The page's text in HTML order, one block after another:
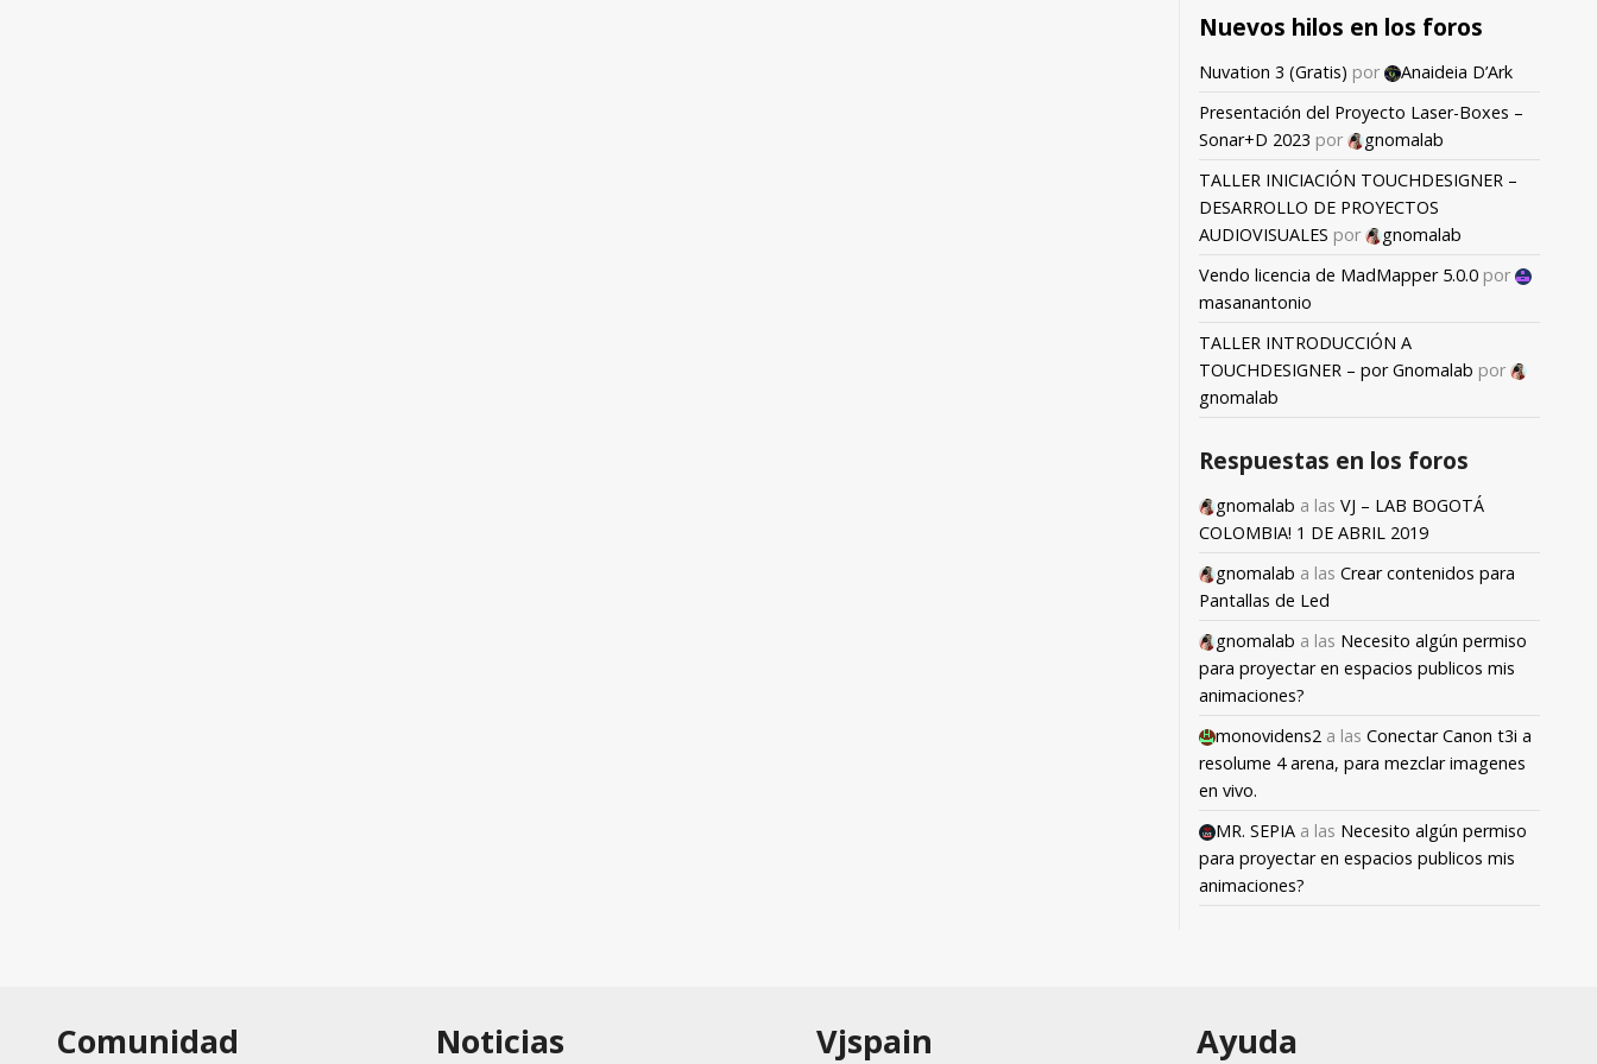
Nuevos hilos en los foros
Nuvation 3 (Gratis) por
Anaideia D’Ark
Presentación del Proyecto Laser-Boxes –
Sonar+D 2023 por
gnomalab
TALLER INICIACIÓN TOUCHDESIGNER –
DESARROLLO DE PROYECTOS
AUDIOVISUALES por
gnomalab
Vendo licencia de MadMapper 5.0.0 por
masanantonio
TALLER INTRODUCCIÓN A
TOUCHDESIGNER – por Gnomalab por
gnomalab
Respuestas en los foros
gnomalab a las VJ – LAB BOGOTÁ
COLOMBIA! 1 DE ABRIL 2019
gnomalab a las Crear contenidos para
Pantallas de Led
gnomalab a las Necesito algún permiso
para proyectar en espacios publicos mis
animaciones?
monovidens2 a las Conectar Canon t3i a
resolume 4 arena, para mezclar imagenes
en vivo.
MR. SEPIA a las Necesito algún permiso
para proyectar en espacios publicos mis
animaciones?
Comunidad Noticias Vjspain Ayuda